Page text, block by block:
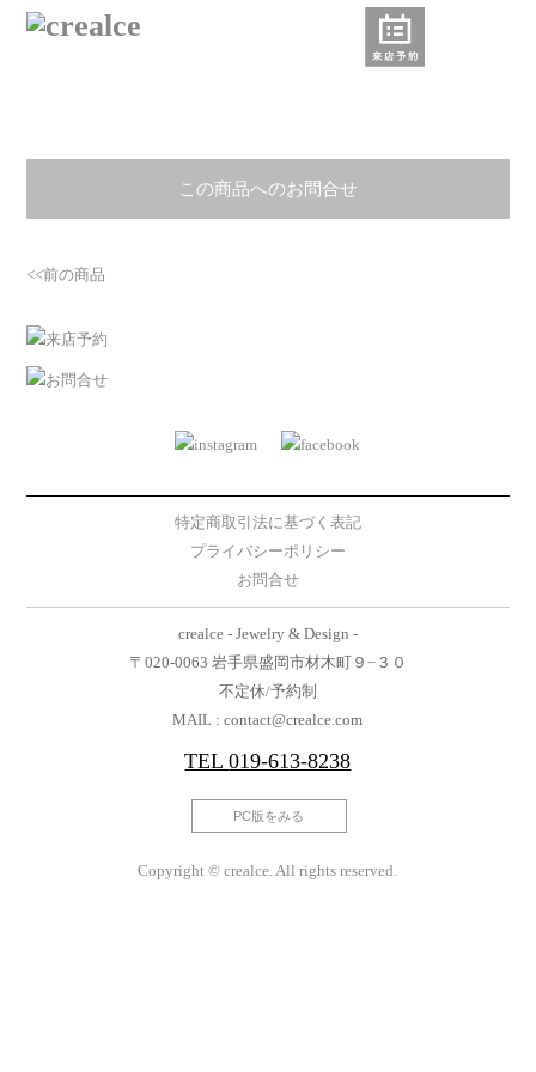
この商品へのお問合せ
<<前の商品
特定商取引法に基づく表記
プライバシーポリシー
お問合せ
crealce - Jewelry & Design -
〒020-0063 岩手県盛岡市材木町９−３０
不定休/予約制
MAIL : contact@crealce.com
TEL019-613-8238
PC版をみる
Copyright © crealce. All rights reserved.